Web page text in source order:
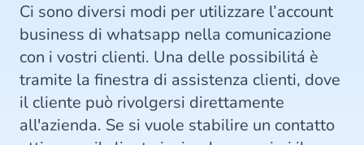
Ci sono diversi modi per utilizzare l’account
business di whatsapp nella comunicazione
con i vostri clienti. Una delle possibilitá è
tramite la finestra di assistenza clienti, dove
il cliente può rivolgersi direttamente
all'azienda. Se si vuole stabilire un contatto